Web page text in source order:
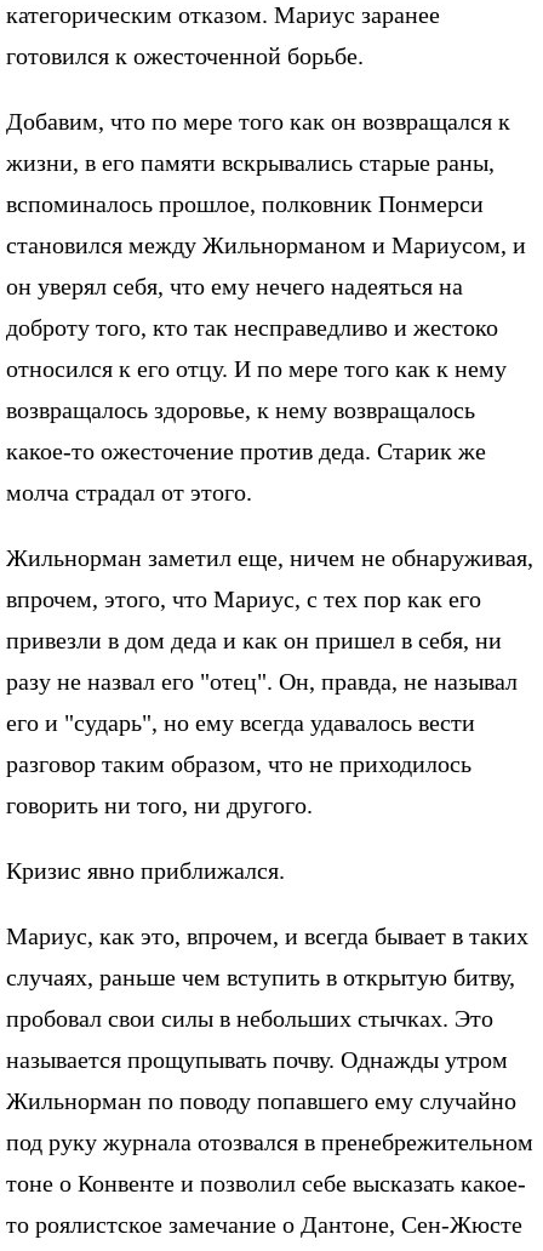
категорическим отказом. Мариус заранее
готовился к ожесточенной борьбе.
Добавим, что по мере того как он возвращался к
жизни, в его памяти вскрывались старые раны,
вспоминалось прошлое, полковник Понмерси
становился между Жильнорманом и Мариусом, и
он уверял себя, что ему нечего надеяться на
доброту того, кто так несправедливо и жестоко
относился к его отцу. И по мере того как к нему
возвращалось здоровье, к нему возвращалось
какое-то ожесточение против деда. Старик же
молча страдал от этого.
Жильнорман заметил еще, ничем не обнаруживая,
впрочем, этого, что Мариус, с тех пор как его
привезли в дом деда и как он пришел в себя, ни
разу не назвал его "отец". Он, правда, не называл
его и "сударь", но ему всегда удавалось вести
разговор таким образом, что не приходилось
говорить ни того, ни другого.
Кризис явно приближался.
Мариус, как это, впрочем, и всегда бывает в таких
случаях, раньше чем вступить в открытую битву,
пробовал свои силы в небольших стычках. Это
называется прощупывать почву. Однажды утром
Жильнорман по поводу попавшего ему случайно
под руку журнала отозвался в пренебрежительном
тоне о Конвенте и позволил себе высказать какое-
то роялистское замечание о Дантоне, Сен-Жюсте